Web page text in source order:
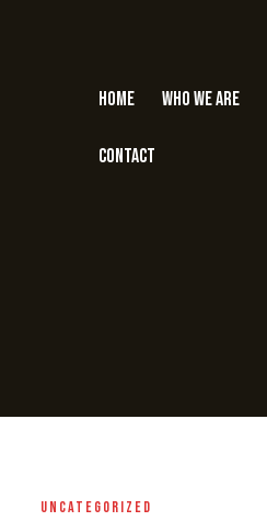
Home Who we are
Contact
UNCATEGORIZED